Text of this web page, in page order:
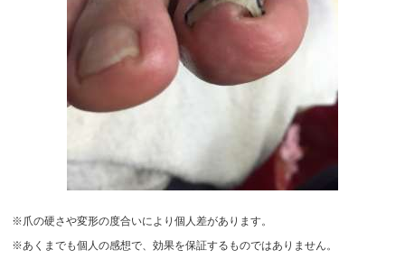
※爪の硬さや変形の度合いにより個人差があります。
※あくまでも個人の感想で、効果を保証するものではありません。